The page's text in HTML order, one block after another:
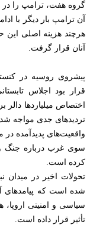
گروه هفت، ترامپ را
آن ترامپ بار دیگر با
هرچند هزینه اصلی این
آنان قرار گرفت.
پیشروی روسیه در
قرار بود اجلاس
اختصاص میلیاردها دالر
تردیدهای جدی مواجه
واقعیت‌های پدیدآمده در
سوی غرب درباره جنگ
کرده است.
تحولات اخیر در میدان
شده است که پیامدهای
سیاسی و امنیتی اروپا،
تأثیر قرار داده است.